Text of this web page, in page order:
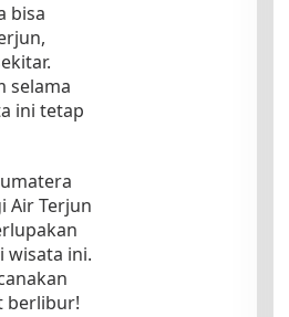
bisa
selama
ini tetap
Air Terjun
wisata ini.
berlibur!